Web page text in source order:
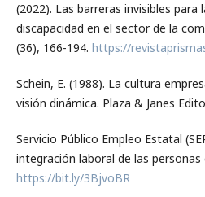
(2022). Las barreras invisibles para
discapacidad en el sector de la
(36), 166-194. https://
Schein, E. (1988). La cultura
visión dinámica. Plaza & Janes
Servicio Público Empleo Estatal
integración laboral de las personas
https://bit.ly/3BjvoBR